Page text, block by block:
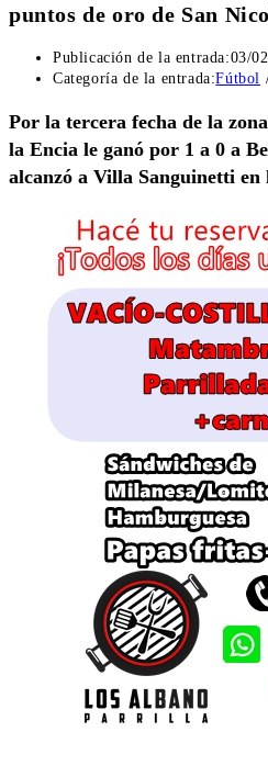
puntos de oro de San
Publicación de la entrada:03/
Categoría de la entrada:Fútbol
Por la tercera fecha de la
la Encia le ganó por 1 a 0 a
alcanzó a Villa Sanguinetti